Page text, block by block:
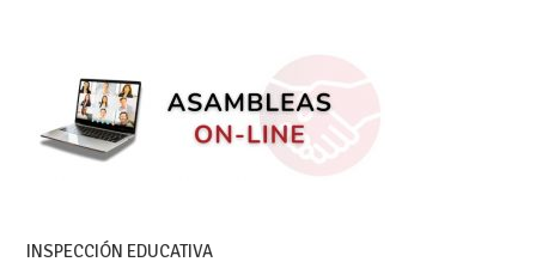
INSPECCIÓN EDUCATIVA